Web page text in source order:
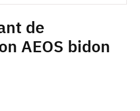
de
AEOS bidon